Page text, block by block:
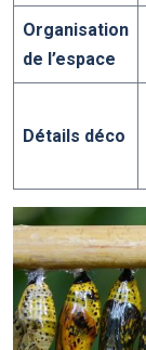
Organisation
de l’espace
Détails déco